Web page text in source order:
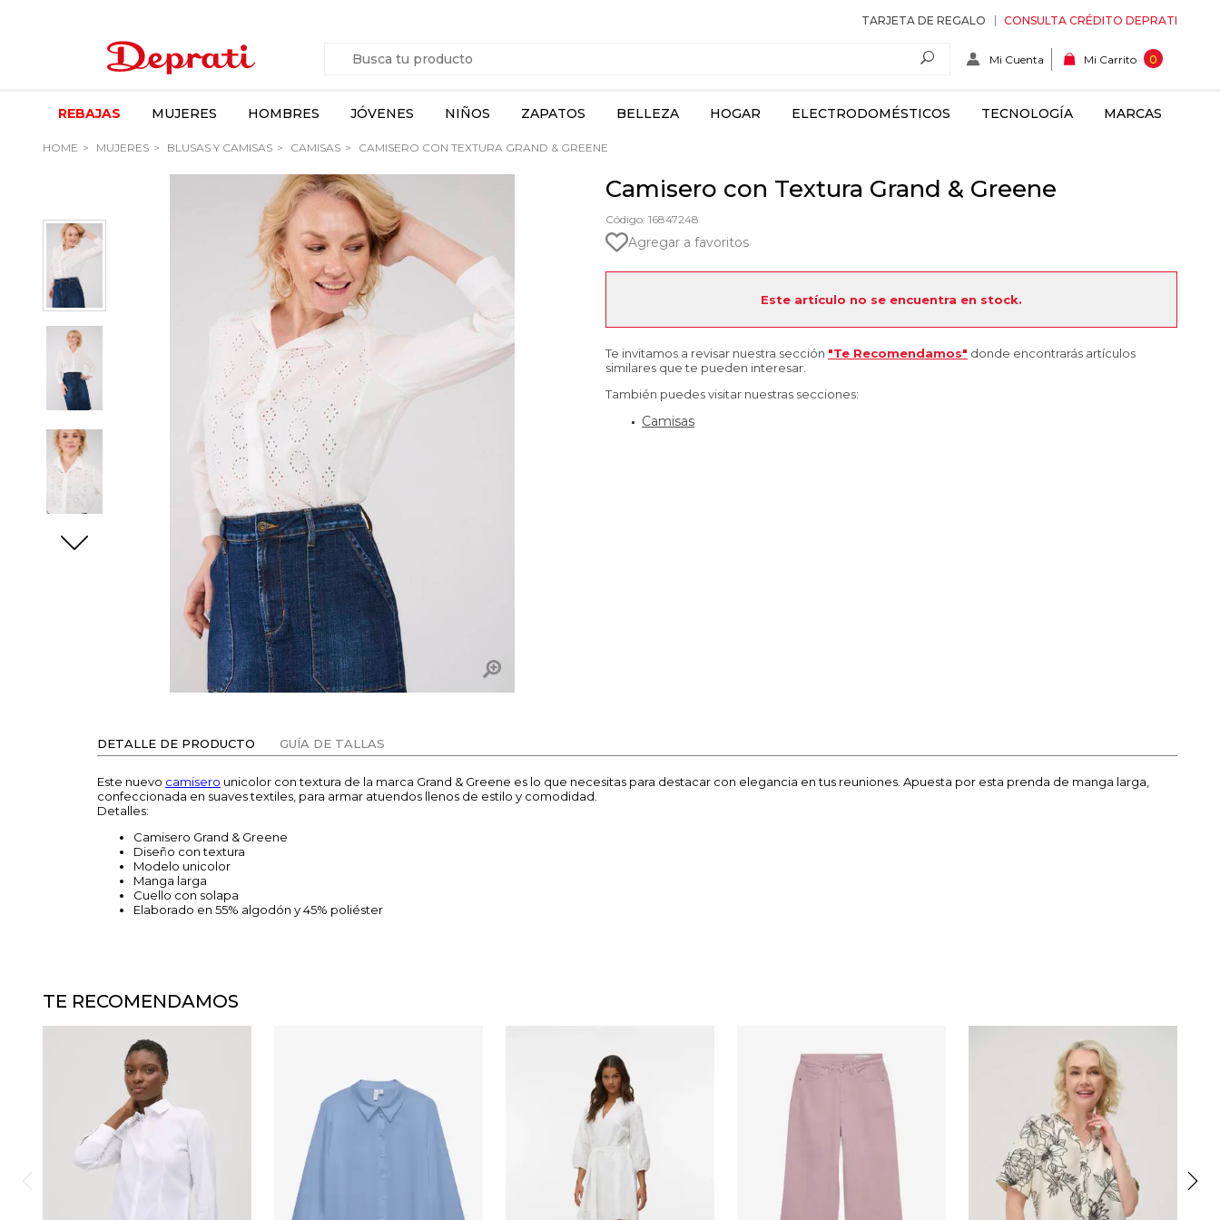
TARJETA DE REGALO CONSULTA CRÉDITO DEPRATI
Mi Cuenta Mi Carrito 0
REBAJAS MUJERES HOMBRES JÓVENES NIÑOS ZAPATOS BELLEZA HOGAR ELECTRODOMÉSTICOS TECNOLOGÍA MARCAS
HOME MUJERES BLUSAS Y CAMISAS CAMISAS CAMISERO CON TEXTURA GRAND & GREENE
Camisero con Textura Grand & Greene
Código: 16847248
Agregar a favoritos
Este artículo no se encuentra en stock.
Te invitamos a revisar nuestra sección "Te Recomendamos" donde encontrarás artículos
similares que te pueden interesar.
También puedes visitar nuestras secciones:
Camisas
DETALLE DE PRODUCTO GUÍA DE TALLAS
Este nuevo camisero unicolor con textura de la marca Grand & Greene es lo que necesitas para destacar con elegancia en tus reuniones. Apuesta por esta prenda de manga larga,
confeccionada en suaves textiles, para armar atuendos llenos de estilo y comodidad.
Detalles:
Camisero Grand & Greene
Diseño con textura
Modelo unicolor
Manga larga
Cuello con solapa
Elaborado en 55% algodón y 45% poliéster
TE RECOMENDAMOS